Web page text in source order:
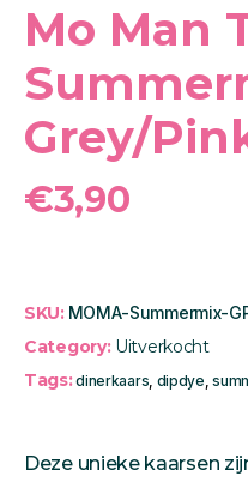
Mo Man
Grey/
€3,90
SKU: MOMA-Summermix-
Category: Uitverkocht
Tags:dinerkaars, dipdye,
Deze unieke kaarsen